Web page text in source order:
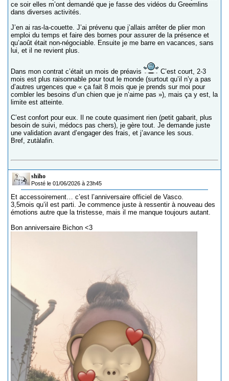
ce soir elles m’ont demandé que je fasse des vidéos du Greemlins
dans diverses activités.
J’en ai ras-la-couette. J’ai prévenu que j’allais arrêter de plier mon
emploi du temps et faire des bornes pour assurer de la présence et
qu’août était non-négociable. Ensuite je me barre en vacances, sans
lui, et il ne revient plus.
Dans mon contrat c’était un mois de préavis
C’est court, 2-3
mois est plus raisonnable pour tout le monde (surtout qu’il n’y a pas
d’autres urgences que « ça fait 8 mois que je prends sur moi pour
combler les besoins d’un chien que je n’aime pas »), mais ça y est, la
limite est atteinte.
C’est confort pour eux. Il ne coute quasiment rien (petit gabarit, plus
besoin de suivi, médocs pas chers), je gère tout. Je demande juste
une validation avant d’engager des frais, et j’avance les sous.
Bref, zutàlafin.
shiho
Posté le 01/06/2026 à 23h45
Et accessoirement… c’est l’anniversaire officiel de Vasco.
3,5mois qu’il est parti. Je commence juste à ressentir à nouveau des
émotions autre que la tristesse, mais il me manque toujours autant.
Bon anniversaire Bichon <3